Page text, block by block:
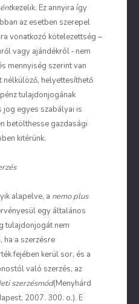
kezelik. Ez annyira így
az esetben szerepel
vonatkozó kötelezettség –
vagy ajándékról ‑ nem
mennyiség szerint van
nélkülöző, helyettesíthető
tulajdonjogának
jog egyes szabályai is
betölthesse gazdasági
kitérünk.
alapelve, a nemo plus
egy általános
tulajdonjogát nem
ha a szerzésre
fejében kerül sor, és a
való szerzés, az
szerzésmód(Menyhárd
2007. 300. o.). E